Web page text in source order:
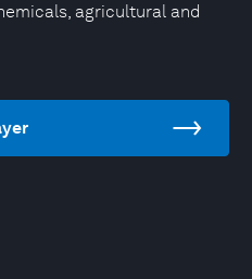
agricultural and